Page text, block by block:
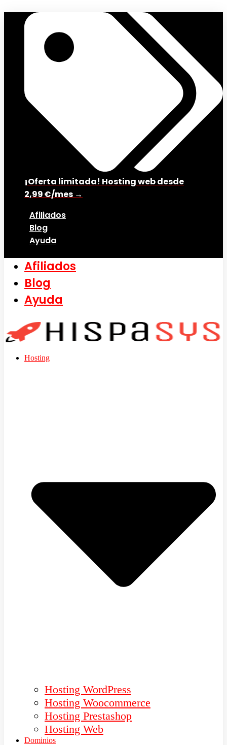
¡Oferta limitada! Hosting web desde
2,99 €/mes →
Afiliados
Blog
Ayuda
Afiliados
Blog
Ayuda
Hosting
Hosting WordPress
Hosting Woocommerce
Hosting Prestashop
Hosting Web
Dominios